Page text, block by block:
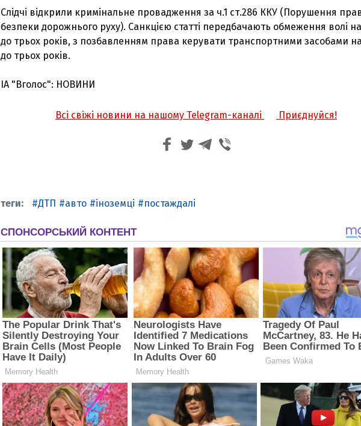
Слідчі відкрили кримінальне провадження за ч.1 ст.286 ККУ (Порушення
безпеки дорожнього руху). Санкцією статті передбачають обмеження волі
до трьох років, з позбавленням права керувати транспортними засобами
до трьох років.
ІА "Вголос": НОВИНИ
Всі свіжі новини на нашому Telegram-каналі Приєднуйся!
ДТП авто іноземці постаждалі
З'явилося відео знищеного ворожого